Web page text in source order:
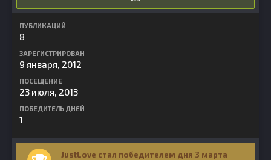
ПУБЛИКАЦИЙ
8
ЗАРЕГИСТРИРОВАН
9 января, 2012
ПОСЕЩЕНИЕ
23 июля, 2013
ПОБЕДИТЕЛЬ ДНЕЙ
1
JustLove стал победителем дня 3 марта